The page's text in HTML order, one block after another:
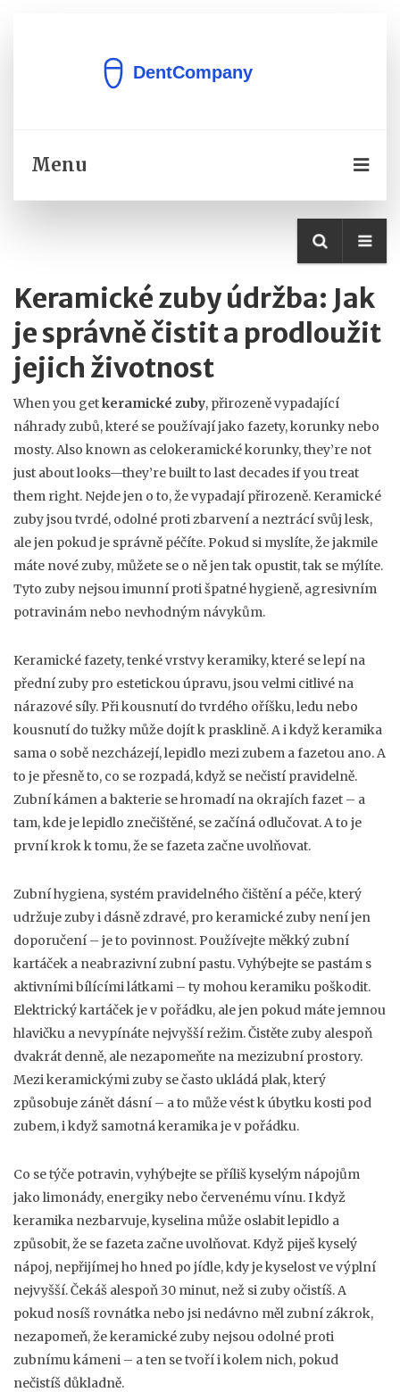
Menu
Keramické zuby údržba: Jak
je správně čistit a prodloužit
jejich životnost
When you getkeramické zuby, přirozeně vypadající
náhrady zubů, které se používají jako fazety, korunky nebo
mosty. Also known as celokeramické korunky, they’re not
just about looks—they’re built to last decades if you treat
them right. Nejde jen o to, že vypadají přirozeně. Keramické
zuby jsou tvrdé, odolné proti zbarvení a neztrácí svůj lesk,
ale jen pokud je správně péčíte. Pokud si myslíte, že jakmile
máte nové zuby, můžete se o ně jen tak opustit, tak se mýlíte.
Tyto zuby nejsou imunní proti špatné hygieně, agresivním
potravinám nebo nevhodným návykům.
Keramické fazety,tenké vrstvy keramiky, které se lepí na
přední zuby pro estetickou úpravu, jsou velmi citlivé na
nárazové síly. Při kousnutí do tvrdého oříšku, ledu nebo
kousnutí do tužky může dojít k prasklině. A i když keramika
sama o sobě nezcházejí, lepidlo mezi zubem a fazetou ano. A
to je přesně to, co se rozpadá, když se nečistí pravidelně.
Zubní kámen a bakterie se hromadí na okrajích fazet – a
tam, kde je lepidlo znečištěné, se začíná odlučovat. A to je
první krok k tomu, že se fazeta začne uvolňovat.
Zubní hygiena, systém pravidelného čištění a péče, který
udržuje zuby i dásně zdravé, pro keramické zuby není jen
doporučení – je to povinnost. Používejte měkký zubní
kartáček a neabrazivní zubní pastu. Vyhýbejte se pastám s
aktivními bílícími látkami – ty mohou keramiku poškodit.
Elektrický kartáček je v pořádku, ale jen pokud máte jemnou
hlavičku a nevypínáte nejvyšší režim. Čistěte zuby alespoň
dvakrát denně, ale nezapomeňte na mezizubní prostory.
Mezi keramickými zuby se často ukládá plak, který
způsobuje zánět dásní – a to může vést k úbytku kosti pod
zubem, i když samotná keramika je v pořádku.
Co se týče potravin, vyhýbejte se příliš kyselým nápojům
jako limonády, energiky nebo červenému vínu. I když
keramika nezbarvuje, kyselina může oslabit lepidlo a
způsobit, že se fazeta začne uvolňovat. Když piješ kyselý
nápoj, nepřijímej ho hned po jídle, kdy je kyselost ve výplní
nejvyšší. Čekáš alespoň 30 minut, než si zuby očistíš. A
pokud nosíš rovnátka nebo jsi nedávno měl zubní zákrok,
nezapomeň, že keramické zuby nejsou odolné proti
zubnímu kámeni – a ten se tvoří i kolem nich, pokud
nečistíš důkladně.